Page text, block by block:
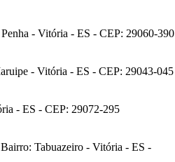
- Vitória - ES - CEP: 29060-390
- Vitória - ES - CEP: 29043-045
- ES - CEP: 29072-295
Tabuazeiro - Vitória - ES -